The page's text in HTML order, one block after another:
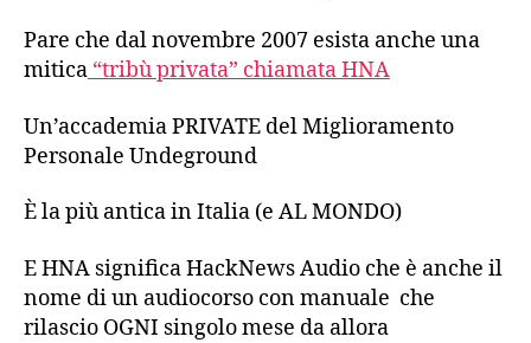
Pare che dal novembre 2007 esista anche una
mitica “tribù privata” chiamata HNA
Un’accademia PRIVATE del Miglioramento
Personale Undeground
È la più antica in Italia (e AL MONDO)
E HNA significa HackNews Audio che è anche il
nome di un audiocorso con manuale che
rilascio OGNI singolo mese da allora